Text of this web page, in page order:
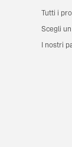
Tutti i
Scegli
I nostri